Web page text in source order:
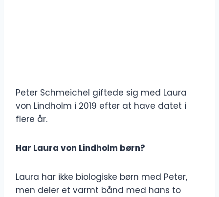
Peter Schmeichel giftede sig med Laura
von Lindholm i 2019 efter at have datet i
flere år.
Har Laura von Lindholm børn?
Laura har ikke biologiske børn med Peter,
men deler et varmt bånd med hans to